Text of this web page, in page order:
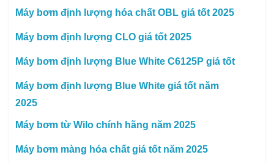
Máy bơm định lượng hóa chất OBL giá tốt 2025
Máy bơm định lượng CLO giá tốt 2025
Máy bơm định lượng Blue White C6125P giá tốt
Máy bơm định lượng Blue White giá tốt năm
2025
Máy bơm từ Wilo chính hãng năm 2025
Máy bơm màng hóa chất giá tốt năm 2025